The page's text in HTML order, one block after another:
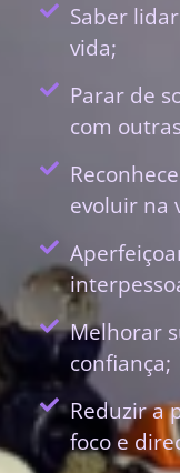
Saber
vida;
Parar de
com
evoluir na
Melhorar
confiança;
Reduzir a
foco e